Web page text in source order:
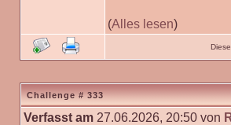
(Alles lesen)
Challenge # 333
Verfasst am 27.06.2026, 20:50 von